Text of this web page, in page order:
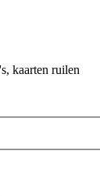
kaarten ruilen